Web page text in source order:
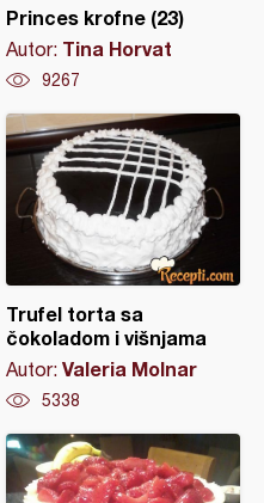
Princes krofne (23)
Autor: Tina Horvat
9267
Trufel torta sa
čokoladom i višnjama
Autor: Valeria Molnar
5338